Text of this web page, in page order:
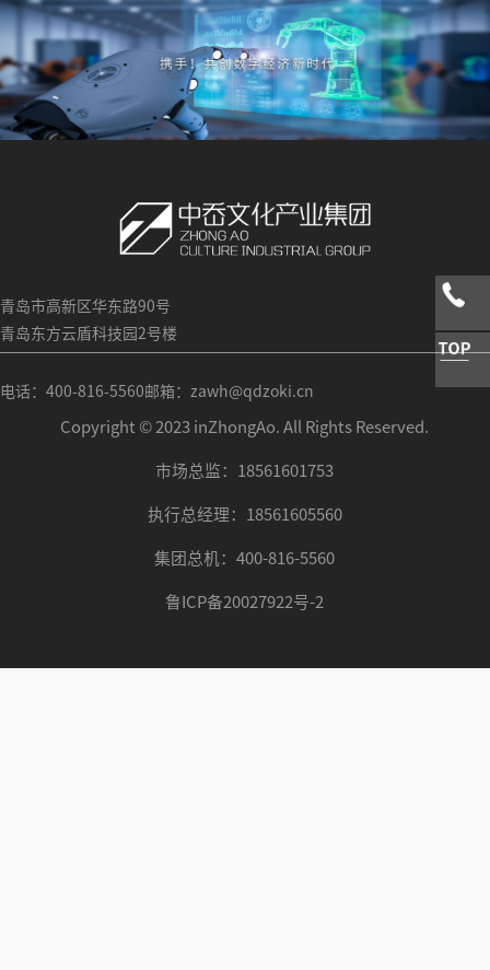
青岛市高新区华东路90号
青岛东方云盾科技园2号楼
电话：400-816-5560 邮箱：zawh@qdzoki.cn
Copyright © 2023 inZhongAo. All Rights Reserved.
市场总监：18561601753
执行总经理：18561605560
集团总机：400-816-5560
鲁ICP备20027922号-2